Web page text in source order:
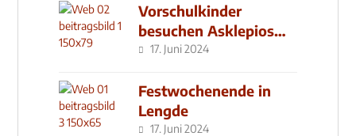
Vorschulkinder
besuchen Asklepios
Klinik
17. Juni 2024
Festwochenende in
Lengde
17. Juni 2024